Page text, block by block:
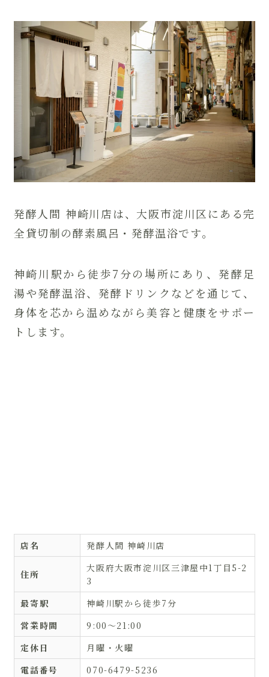
発酵人間 神崎川店は、大阪市淀川区にある完
全貸切制の酵素風呂・発酵温浴です。
神崎川駅から徒歩7分の場所にあり、発酵足
湯や発酵温浴、発酵ドリンクなどを通じて、
身体を芯から温めながら美容と健康をサポー
トします。
店名 発酵人間 神崎川店
住所
大阪府大阪市淀川区三津屋中1丁目5-2
3
最寄駅
神崎川駅から徒歩7分
営業時間
9:00〜21:00
定休日
月曜・火曜
電話番号
070-6479-5236